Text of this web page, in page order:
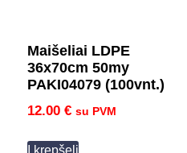
Maišeliai LDPE
36x70cm 50my
PAKI04079 (100vnt.)
12.00 € su PVM
Į krepšelį